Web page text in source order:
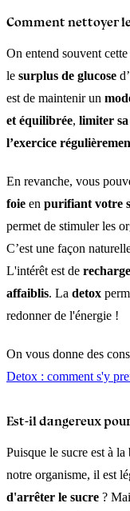
Comment nettoyer
On entend souvent
le surplus de glucose
est de maintenir un
et équilibrée, limiter
l’exercice
En revanche, vous
foie en purifiant votre
permet de stimuler les
C’est une façon
L'intérêt est de
affaiblis. La detox
redonner de l'énergie !
On vous donne des
Detox : comment s'y
Est-il dangereux
Puisque le sucre est à
notre organisme, il est
d'arrêter le sucre ?